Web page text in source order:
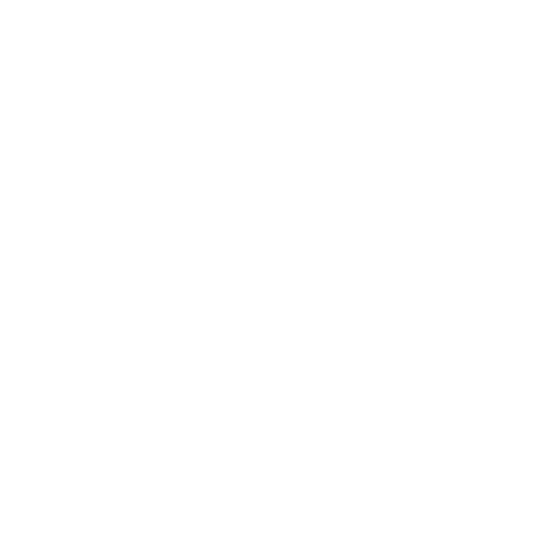
させていただ
き作成されるも
をご了承くださ
です。
です。
1000ppm以下、
) : 1000ppm、
、
貨物等」とい
可)を取得する
要な手段を講じ
これらの製造装